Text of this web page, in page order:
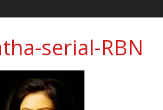
serial-RBN